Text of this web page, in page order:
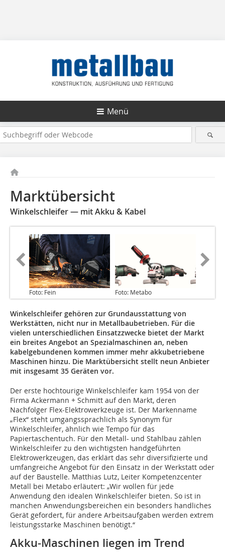
Menü
Marktübersicht
Winkelschleifer — mit Akku & Kabel
Foto: Fein Foto: Metabo
Winkelschleifer gehören zur Grundausstattung von
Werkstätten, nicht nur in Metallbaubetrieben. Für die
vielen unterschiedlichen Einsatzzwecke bietet der Markt
ein breites Angebot an Spezialmaschinen an, neben
kabelgebundenen kommen immer mehr akkubetriebene
Maschinen hinzu. Die Marktübersicht stellt neun Anbieter
mit insgesamt 35 Geräten vor.
Der erste hochtourige Winkelschleifer kam 1954 von der
Firma Ackermann + Schmitt auf den Markt, deren
Nachfolger Flex-Elektrowerkzeuge ist. Der Markenname
„Flex“ steht umgangssprachlich als Synonym für
Winkelschleifer, ähnlich wie Tempo für das
Papiertaschentuch. Für den Metall- und Stahlbau zählen
Winkelschleifer zu den wichtigsten handgeführten
Elektrowerkzeugen, das erklärt das sehr diversifizierte und
umfangreiche Angebot für den Einsatz in der Werkstatt oder
auf der Baustelle. Matthias Lutz, Leiter Kompetenzcenter
Metall bei Metabo erläutert: „Wir wollen für jede
Anwendung den idealen Winkelschleifer bieten. So ist in
manchen Anwendungsbereichen ein besonders handliches
Gerät gefordert, für andere Arbeitsaufgaben werden extrem
leistungsstarke Maschinen benötigt.“
Akku-Maschinen liegen im Trend